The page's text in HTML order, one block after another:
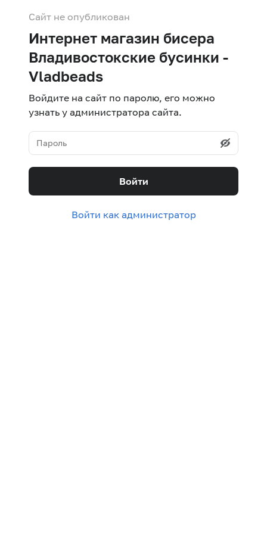
Сайт не опубликован
Интернет магазин бисера
Владивостокские бусинки -
Vladbeads
Войдите на сайт по паролю, его можно
узнать у администратора сайта.
Войти
Войти как администратор